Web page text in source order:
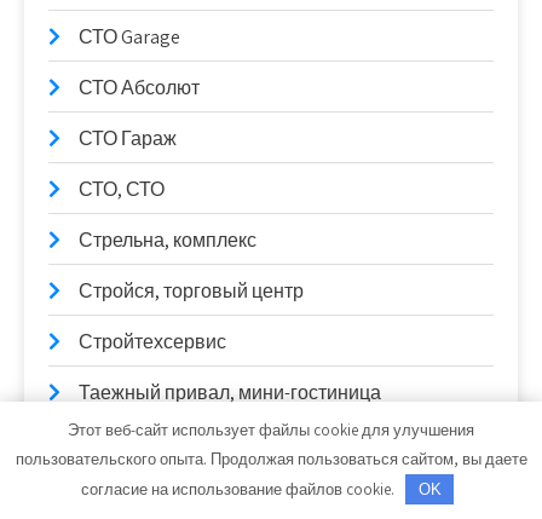
СТО Garage
СТО Абсолют
СТО Гараж
СТО, СТО
Стрельна, комплекс
Стройся, торговый центр
Стройтехсервис
Таежный привал, мини-гостиница
Тверь, отель
Текстиль для дома
Этот веб-сайт использует файлы cookie для улучшения
пользовательского опыта. Продолжая пользоваться сайтом, вы даете
согласие на использование файлов cookie.
OK